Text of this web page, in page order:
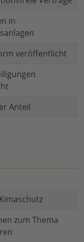
in
veröffentlicht
Anteil
zum Thema